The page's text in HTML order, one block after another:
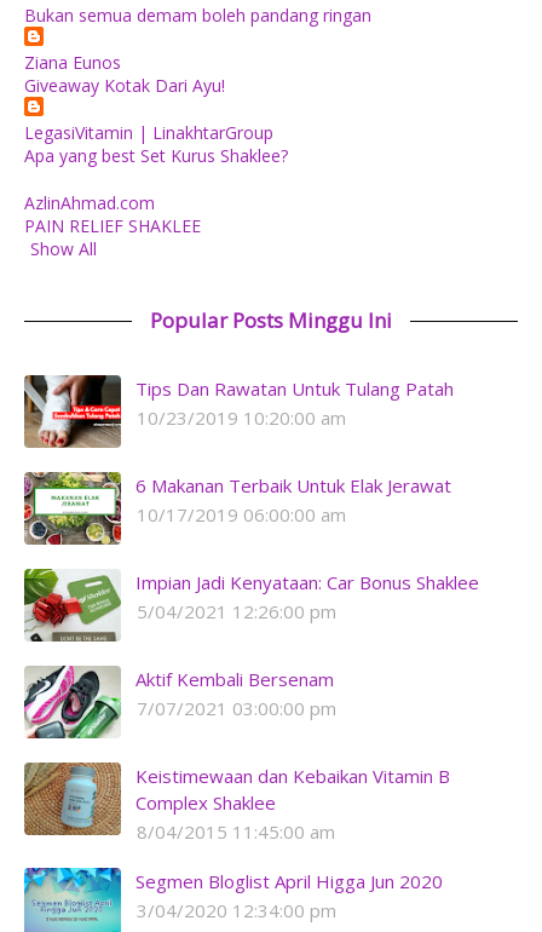
Bukan semua demam boleh pandang ringan
Ziana Eunos
Giveaway Kotak Dari Ayu!
LegasiVitamin | LinakhtarGroup
Apa yang best Set Kurus Shaklee?
AzlinAhmad.com
PAIN RELIEF SHAKLEE
Show All
Popular Posts Minggu Ini
Tips Dan Rawatan Untuk Tulang Patah
10/23/2019 10:20:00 am
6 Makanan Terbaik Untuk Elak Jerawat
10/17/2019 06:00:00 am
Impian Jadi Kenyataan: Car Bonus Shaklee
5/04/2021 12:26:00 pm
Aktif Kembali Bersenam
7/07/2021 03:00:00 pm
Keistimewaan dan Kebaikan Vitamin B
Complex Shaklee
8/04/2015 11:45:00 am
Segmen Bloglist April Higga Jun 2020
3/04/2020 12:34:00 pm